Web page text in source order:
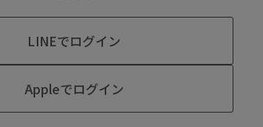
LINEでログイン
Appleでログイン